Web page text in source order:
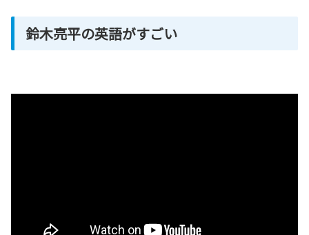
鈴木亮平の英語がすごい